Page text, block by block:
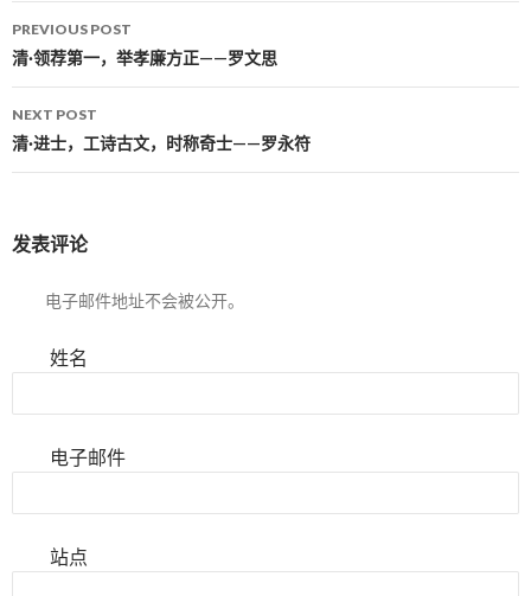
Post navigation
PREVIOUS POST
清·领荐第一，举孝廉方正——罗文思
NEXT POST
清·进士，工诗古文，时称奇士——罗永符
发表评论
电子邮件地址不会被公开。
姓名
电子邮件
站点